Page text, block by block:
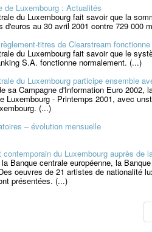
de Luxembourg : Actualités
du Luxembourg fait savoir que la
d'euros au 30 avril 2001 contre 729 000
titres de Clearstream
du Luxembourg fait savoir que le
S.A. fonctionne normalement. (...)
du Luxembourg participe ensemble
sa Campagne d'Information Euro 2002,
Luxembourg - Printemps 2001, avec
(...)
– évolution mensuelle
du Luxembourg auprès de
Banque centrale européenne, la
oeuvres de 21 artistes de nationalité
présentées. (...)